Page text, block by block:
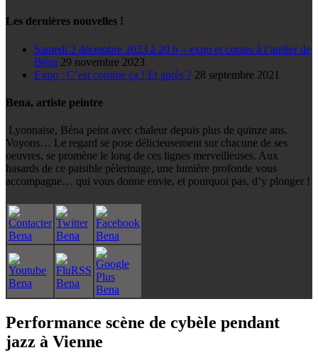
Les dernières nouvelles !
Samedi 2 décembre 2023 à 20 h – expo et contes à l’atelier de
Béna 29 novembre 2023
Expo : C’est comme ça ! Et après ? 28 septembre 2021
Bena, artiste peintre
Lyonnaise, Béna peint avec chaleur depuis plus de quinze ans.
Voyons… Le regard se pose délicieusement sur chacune de ses
oeuvres, se promène le long de ces lignes merveilleuses. Aux
hasards de ce paisible pèlerinage, une lumière profonde vous
accompagne… qui vous donne envie, et pourquoi pas, d’y plonger !
Performance scène de cybèle pendant
jazz à Vienne